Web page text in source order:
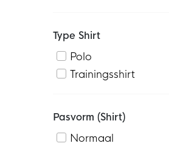
Type Shirt
Polo
Trainingsshirt
Pasvorm (shirt)
Normaal